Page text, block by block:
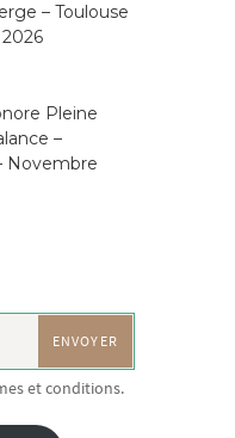
– Toulouse
Pleine
–
Novembre
et conditions.